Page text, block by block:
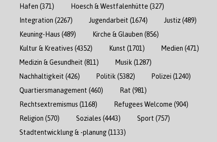
Hafen (371) Hoesch & Westfalenhütte (327)
Integration (2267) Jugendarbeit (1674) Justiz(489)
Keuning-Haus (489) Kirche & Glauben (856)
Kultur & Kreatives (4352) Kunst (1701) Medien (471)
Medizin & Gesundheit (811) Musik(1287)
Nachhaltigkeit (426) Politik(5382) Polizei (1240)
Quartiersmanagement (460) Rat (981)
Rechtsextremismus (1168) Refugees Welcome (904)
Religion (570) Soziales (4443) Sport (757)
Stadtentwicklung & -planung(1133)